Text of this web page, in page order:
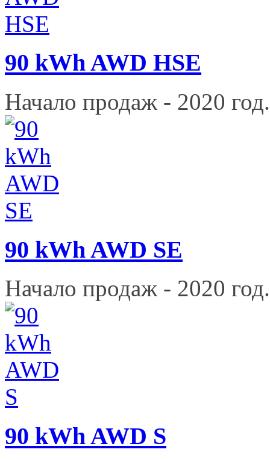
90 kWh AWD HSE
Начало продаж - 2020
90 kWh AWD SE
Начало продаж - 2020
90 kWh AWD S